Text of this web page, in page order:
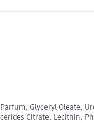
Glyceryl Oleate,
Citrate, Lecithin,